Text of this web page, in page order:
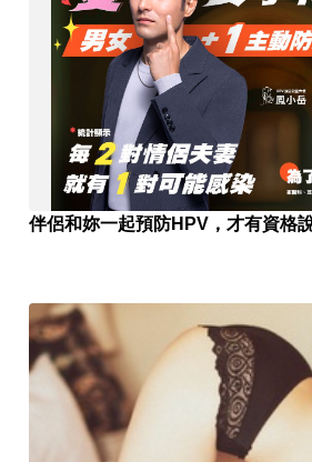
伴侶和妳一起預防HPV，才有資格